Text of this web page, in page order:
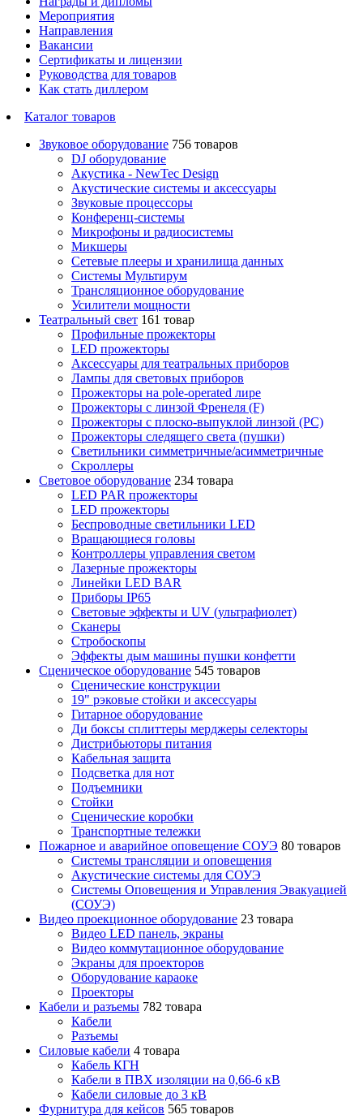
Мероприятия
Направления
Вакансии
Сертификаты и лицензии
Руководства для товаров
Как стать диллером
Каталог товаров
Звуковое оборудование 756 товаров
DJ оборудование
Акустика - NewTec Design
Акустические системы и аксессуары
Звуковые процессоры
Конференц-системы
Микрофоны и радиосистемы
Микшеры
Сетевые плееры и хранилища данных
Системы Мультирум
Трансляционное оборудование
Усилители мощности
Театральный свет 161 товар
Профильные прожекторы
LED прожекторы
Аксессуары для театральных приборов
Лампы для световых приборов
Прожекторы на pole-operated лире
Прожекторы с линзой Френеля (F)
Прожекторы с плоско-выпуклой линзой (PC)
Прожекторы следящего света (пушки)
Светильники симметричные/асимметричные
Скроллеры
Световое оборудование 234 товара
LED PAR прожекторы
LED прожекторы
Беспроводные светильники LED
Вращающиеся головы
Контроллеры управления светом
Лазерные прожекторы
Линейки LED BAR
Приборы IP65
Световые эффекты и UV (ультрафиолет)
Сканеры
Стробоскопы
Эффекты дым машины пушки конфетти
Сценическое оборудование 545 товаров
Сценические конструкции
19" рэковые стойки и аксесcуары
Гитарное оборудование
Ди боксы сплиттеры мерджеры селекторы
Дистрибьюторы питания
Кабельная защита
Подсветка для нот
Подъемники
Стойки
Сценические коробки
Транспортные тележки
Пожарное и аварийное оповещение СОУЭ 80 товаров
Cистемы трансляции и оповещения
Акустические системы для СОУЭ
Системы Оповещения и Управления Эвакуацией
(СОУЭ)
Видео проекционное оборудование 23 товара
Видео LED панель, экраны
Видео коммутационное оборудование
Экраны для проекторов
Оборудование караоке
Проекторы
Кабели и разъемы 782 товара
Кабели
Разъемы
Силовые кабели 4 товара
Кабель КГН
Кабели в ПВХ изоляции на 0,66-6 кВ
Кабели силовые до 3 кВ
Фурнитура для кейсов 565 товаров